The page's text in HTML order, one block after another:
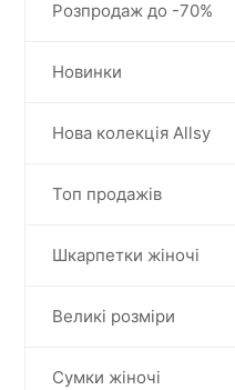
Розпродаж до -70%
Новинки
Нова колекція Allsy
Топ продажів
Шкарпетки жіночі
Великі розміри
Сумки жіночі